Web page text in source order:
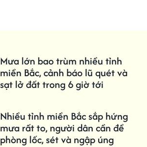
Mưa lớn bao trùm nhiều tỉnh
miền Bắc, cảnh báo lũ quét và
sạt lở đất trong 6 giờ tới
Nhiều tỉnh miền Bắc sắp hứng
mưa rất to, người dân cần đề
phòng lốc, sét và ngập úng